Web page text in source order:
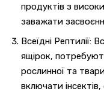
продуктів з
заважати
Всеїдні Рептилії:
ящірок,
рослинної та
включати